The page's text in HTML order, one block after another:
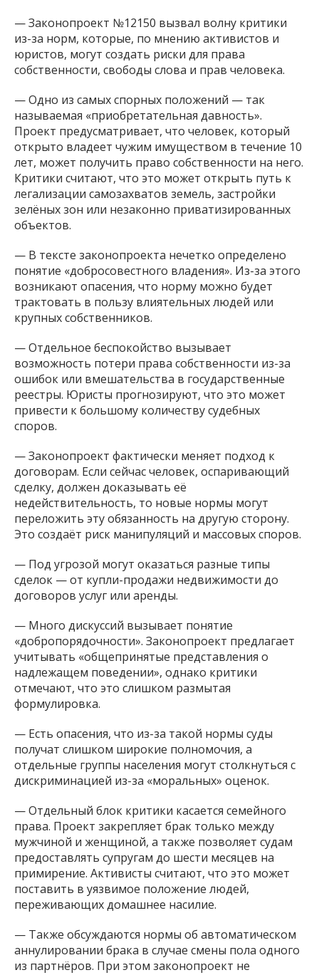
— Законопроект №12150 вызвал волну критики
из-за норм, которые, по мнению активистов и
юристов, могут создать риски для права
собственности, свободы слова и прав человека.
— Одно из самых спорных положений — так
называемая «приобретательная давность».
Проект предусматривает, что человек, который
открыто владеет чужим имуществом в течение 10
лет, может получить право собственности на него.
Критики считают, что это может открыть путь к
легализации самозахватов земель, застройки
зелёных зон или незаконно приватизированных
объектов.
— В тексте законопроекта нечетко определено
понятие «добросовестного владения». Из-за этого
возникают опасения, что норму можно будет
трактовать в пользу влиятельных людей или
крупных собственников.
— Отдельное беспокойство вызывает
возможность потери права собственности из-за
ошибок или вмешательства в государственные
реестры. Юристы прогнозируют, что это может
привести к большому количеству судебных
споров.
— Законопроект фактически меняет подход к
договорам. Если сейчас человек, оспаривающий
сделку, должен доказывать её
недействительность, то новые нормы могут
переложить эту обязанность на другую сторону.
Это создаёт риск манипуляций и массовых споров.
— Под угрозой могут оказаться разные типы
сделок — от купли-продажи недвижимости до
договоров услуг или аренды.
— Много дискуссий вызывает понятие
«добропорядочности». Законопроект предлагает
учитывать «общепринятые представления о
надлежащем поведении», однако критики
отмечают, что это слишком размытая
формулировка.
— Есть опасения, что из-за такой нормы суды
получат слишком широкие полномочия, а
отдельные группы населения могут столкнуться с
дискриминацией из-за «моральных» оценок.
— Отдельный блок критики касается семейного
права. Проект закрепляет брак только между
мужчиной и женщиной, а также позволяет судам
предоставлять супругам до шести месяцев на
примирение. Активисты считают, что это может
поставить в уязвимое положение людей,
переживающих домашнее насилие.
— Также обсуждаются нормы об автоматическом
аннулировании брака в случае смены пола одного
из партнёров. При этом законопроект не